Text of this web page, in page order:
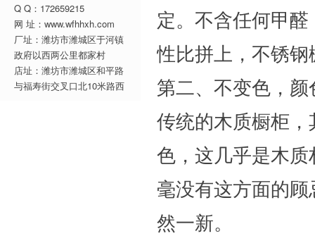
Q Q：172659215
网 址：www.wfhhxh.com
厂址：潍坊市潍城区于河镇
政府以西两公里都家村
店址：潍坊市潍城区和平路
与福寿街交叉口北10米路西
定。不含任何甲
性比拼上，不锈
第二、不变色，
传统的木质橱柜
色，这几乎是木
毫没有这方面的
然一新。